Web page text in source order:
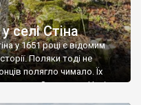
селі Стіна
у 1651 році є відомим
Поляки тоді не
полягло чимало. Їх
Замковим. Нині на